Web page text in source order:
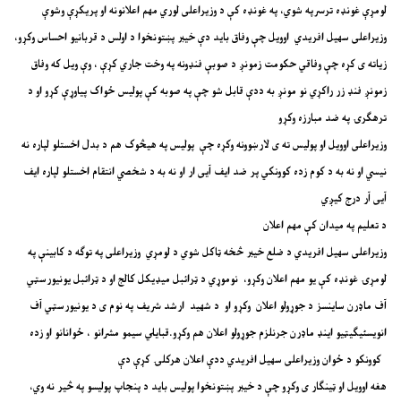
لومړې غونډه ترسرپه شوي، په غونډه کې د وزیراعلی لوري مهم اعلانونه او پریکړې وشوې
وزیراعلی سهیل افریدي اوویل چې وفاق باید دې خیبر پښتونخوا د اولس د قربانیو احساس وکړو،
زیاته ی کړه چې وفاقي حکومت زمونږ د صوبې فنډونه په وخت جاري کړې ، وې ویل که وفاق
زمونږ فنډ زر راکړي نو مونږ به ددې قابل شو چې په صوبه کې پولیس ځواک پیاوړې کړو او د
ترهګرۍ په ضد مبارزه وکړو
نیسي او نه به د کوم زده کوونکي پر ضد ایف آیی ار او نه به د شخصي انتقام اخستلو لپاره ایف
آیی آر درج کیږي
د تعلیم په میدان کې مهم اعلان
وزیراعلی سهیل افریدي د ضلع خیبر څخه ټاکل شوي د لومړي وزیراعلی په توګه د کابینې په
لومړۍ غونډه کې یو مهم اعلان وکړو، نوموړي د ټرائبل میډیکل کالج او د ټرائبل یونیورسټي
آف ماډرن ساینسز د جوړولو اعلان وکړو او د شهید ارشد شریف په نوم ی د یونیورسټي آف
انویسٹیګیټیو اینډ ماډرن جرنلزم جوړولو اعلان هم وکړو.قبایلي سیمو مشرانو ، ځوانانو او زده